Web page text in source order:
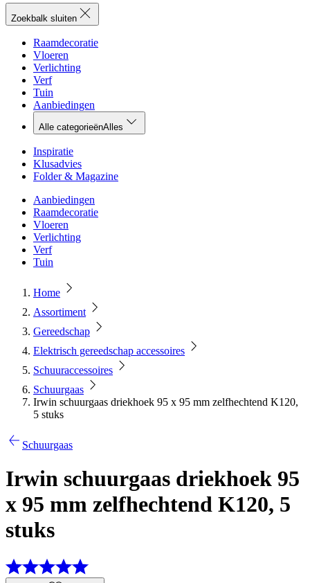
Zoekbalk sluiten
Raamdecoratie
Vloeren
Verlichting
Verf
Tuin
Aanbiedingen
Alle categorieënAlles
Inspiratie
Klusadvies
Folder & Magazine
Aanbiedingen
Raamdecoratie
Vloeren
Verlichting
Verf
Tuin
Home
Assortiment
Gereedschap
Elektrisch gereedschap accessoires
Schuuraccessoires
Schuurgaas
Irwin schuurgaas driekhoek 95 x 95 mm zelfhechtend K120,
5 stuks
Schuurgaas
Irwin schuurgaas driekhoek 95
x 95 mm zelfhechtend K120, 5
stuks